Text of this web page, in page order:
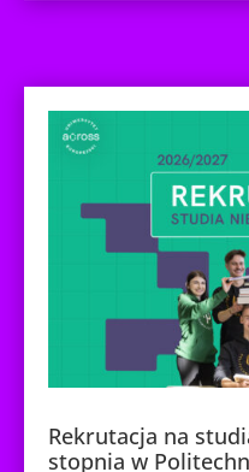
Rekrutacja na
stopnia w